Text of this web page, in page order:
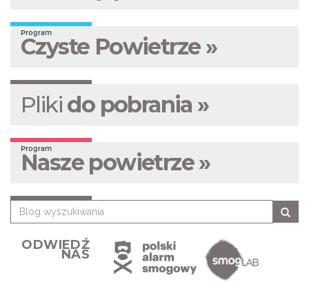
Program
Czyste Powietrze »
Pliki do pobrania »
Program
Nasze powietrze »
ODWIEDŹ
NAS